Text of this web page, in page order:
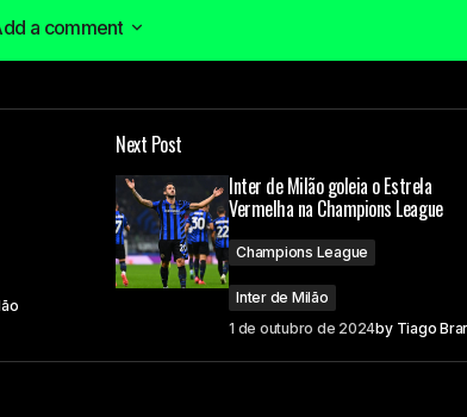
a comment
a comment
Campos obrigatórios são marcados com*
Next Post
Inter de Milão goleia o Estrela
Vermelha na Champions League
Champions League
Inter de Milão
1 de outubro de 2024by Tiago